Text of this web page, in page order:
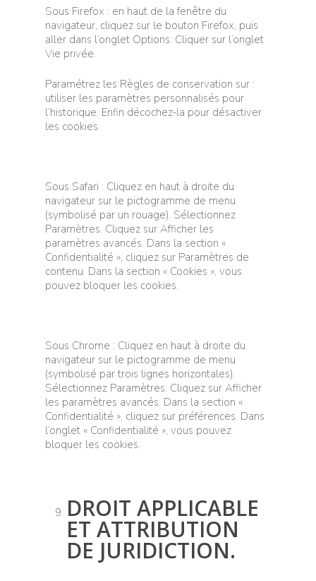
Sous Firefox : en haut de la fenêtre du
navigateur, cliquez sur le bouton Firefox, puis
aller dans l’onglet Options. Cliquer sur l’onglet
Vie privée.
Paramétrez les Règles de conservation sur :
utiliser les paramètres personnalisés pour
l’historique. Enfin décochez-la pour désactiver
les cookies.
Sous Safari : Cliquez en haut à droite du
navigateur sur le pictogramme de menu
(symbolisé par un rouage). Sélectionnez
Paramètres. Cliquez sur Afficher les
paramètres avancés. Dans la section «
Confidentialité », cliquez sur Paramètres de
contenu. Dans la section « Cookies », vous
pouvez bloquer les cookies.
Sous Chrome : Cliquez en haut à droite du
navigateur sur le pictogramme de menu
(symbolisé par trois lignes horizontales).
Sélectionnez Paramètres. Cliquez sur Afficher
les paramètres avancés. Dans la section «
Confidentialité », cliquez sur préférences. Dans
l’onglet « Confidentialité », vous pouvez
bloquer les cookies.
DROIT APPLICABLE
ET ATTRIBUTION
DE JURIDICTION.